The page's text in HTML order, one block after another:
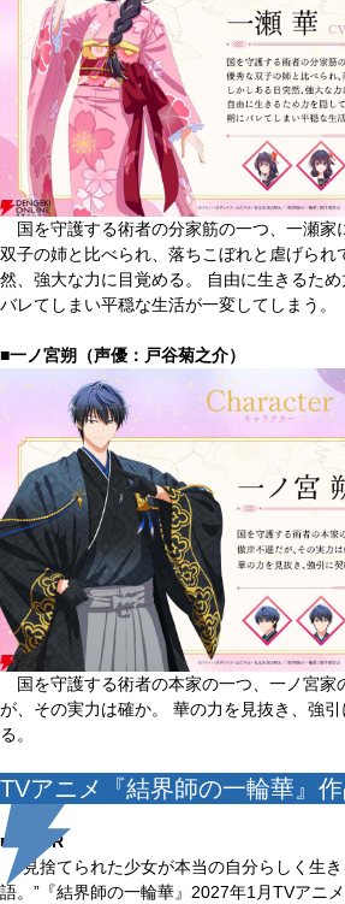
国を守護する術者の分家筋の一つ、一瀬家
双子の姉と比べられ、落ちこぼれと虐げられ
然、強大な力に目覚める。 自由に生きるた
バレてしまい平穏な生活が一変してしまう。
■一ノ宮朔（声優：戸谷菊之介）
国を守護する術者の本家の一つ、一ノ宮家
が、その実力は確か。 華の力を見抜き、強
る。
TVアニメ『結界師の一輪華』
■ONAIR
“見捨てられた少女が本当の自分らしく生
語。”『結界師の一輪華』2027年1月TVアニメ